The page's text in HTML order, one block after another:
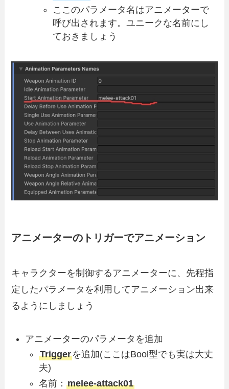
ここのパラメータ名はアニメーターで
呼び出されます。ユニークな名前にし
ておきましょう
アニメーターのトリガーでアニメーション
キャラクターを制御するアニメーターに、先程指
定したパラメータを利用してアニメーション出来
るようにしましょう
アニメーターのパラメータを追加
Triggerを追加(ここはBool型でも実は大丈
夫)
名前：melee-attack01